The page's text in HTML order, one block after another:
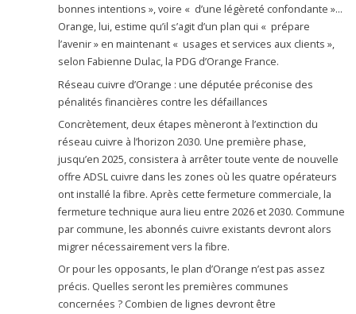
bonnes intentions », voire « d’une légèreté confondante »…
Orange, lui, estime qu’il s’agit d’un plan qui « prépare
l’avenir » en maintenant « usages et services aux clients »,
selon Fabienne Dulac, la PDG d’Orange France.
Réseau cuivre d’Orange : une députée préconise des
pénalités financières contre les défaillances
Concrètement, deux étapes mèneront à l’extinction du
réseau cuivre à l’horizon 2030. Une première phase,
jusqu’en 2025, consistera à arrêter toute vente de nouvelle
offre ADSL cuivre dans les zones où les quatre opérateurs
ont installé la fibre. Après cette fermeture commerciale, la
fermeture technique aura lieu entre 2026 et 2030. Commune
par commune, les abonnés cuivre existants devront alors
migrer nécessairement vers la fibre.
Or pour les opposants, le plan d’Orange n’est pas assez
précis. Quelles seront les premières communes
concernées ? Combien de lignes devront être